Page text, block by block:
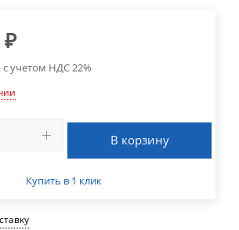
₽
с учетом НДС 22%
В корзину
Купить в 1 клик